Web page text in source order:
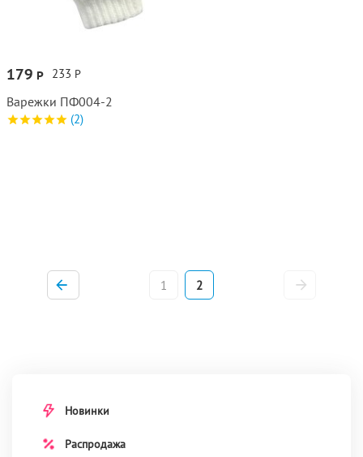
233 Р
179 Р
Варежки ПФ004‑2
(2)
1 2
Новинки
Распродажа